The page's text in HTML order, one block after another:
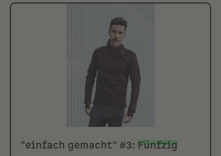
"einfach gemacht" #3: Fünfzig